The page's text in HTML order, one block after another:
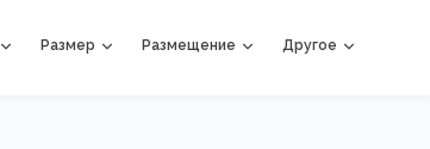
Размер Размещение Другое